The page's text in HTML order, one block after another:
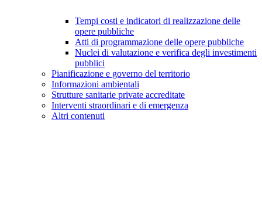
Tempi costi e indicatori di realizzazione delle
opere pubbliche
Atti di programmazione delle opere pubbliche
Nuclei di valutazione e verifica degli investimenti
pubblici
Pianificazione e governo del territorio
Informazioni ambientali
Strutture sanitarie private accreditate
Interventi straordinari e di emergenza
Altri contenuti